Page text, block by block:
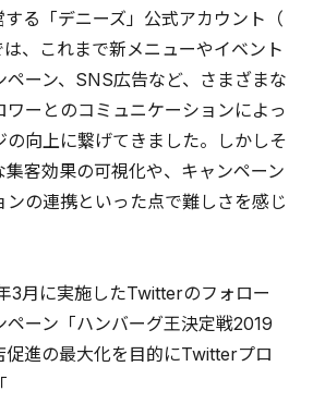
する「デニーズ」公式アカウント（
は、これまで新メニューやイベント
ーン、SNS広告など、さまざまな
ーとのコミュニケーションによっ
の向上に繋げてきました。しかしそ
客効果の可視化や、キャンペーン
ンの連携といった点で難しさを感じ
3月に実施したTwitterのフォロー
ペーン「ハンバーグ王決定戦2019
促進の最大化を目的にTwitterプロ